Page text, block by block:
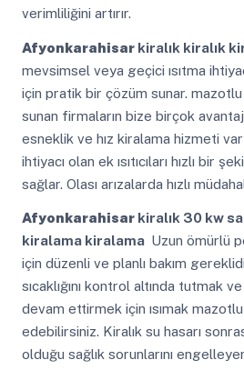
verimliliğini artırır.
Afyonkarahisarkiralık kiralık
mevsimsel veya geçici ısıtma
için pratik bir çözüm sunar. mazotlu
sunan firmaların bize birçok
esneklik ve hız kiralama hizmeti
ihtiyacı olan ek ısıtıcıları hızlı bir
sağlar. Olası arızalarda hızlı
Afyonkarahisarkiralık 30 kw
kiralama kiralama Uzun ömürlü
için düzenli ve planlı bakım
sıcaklığını kontrol altında tutmak ve
devam ettirmek için ısımak mazotlu
edebilirsiniz. Kiralık su hasarı
olduğu sağlık sorunlarını